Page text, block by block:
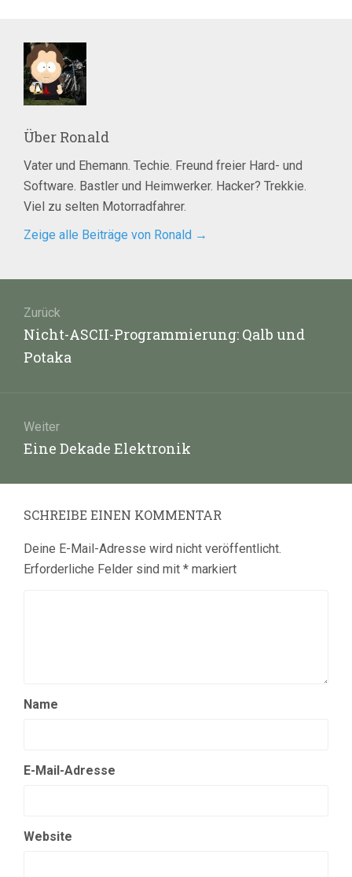
Über Ronald
Vater und Ehemann. Techie. Freund freier Hard- und
Software. Bastler und Heimwerker. Hacker? Trekkie.
Viel zu selten Motorradfahrer.
Zeige alle Beiträge von Ronald →
Zurück
Vorheriger
Beitrag:
Nicht-ASCII-Programmierung: Qalb und
Potaka
Weiter
Nächster
Eine Dekade Elektronik
SCHREIBE EINEN KOMMENTAR
Deine E-Mail-Adresse wird nicht veröffentlicht.
Erforderliche Felder sind mit * markiert
Name
E-Mail-Adresse
Website